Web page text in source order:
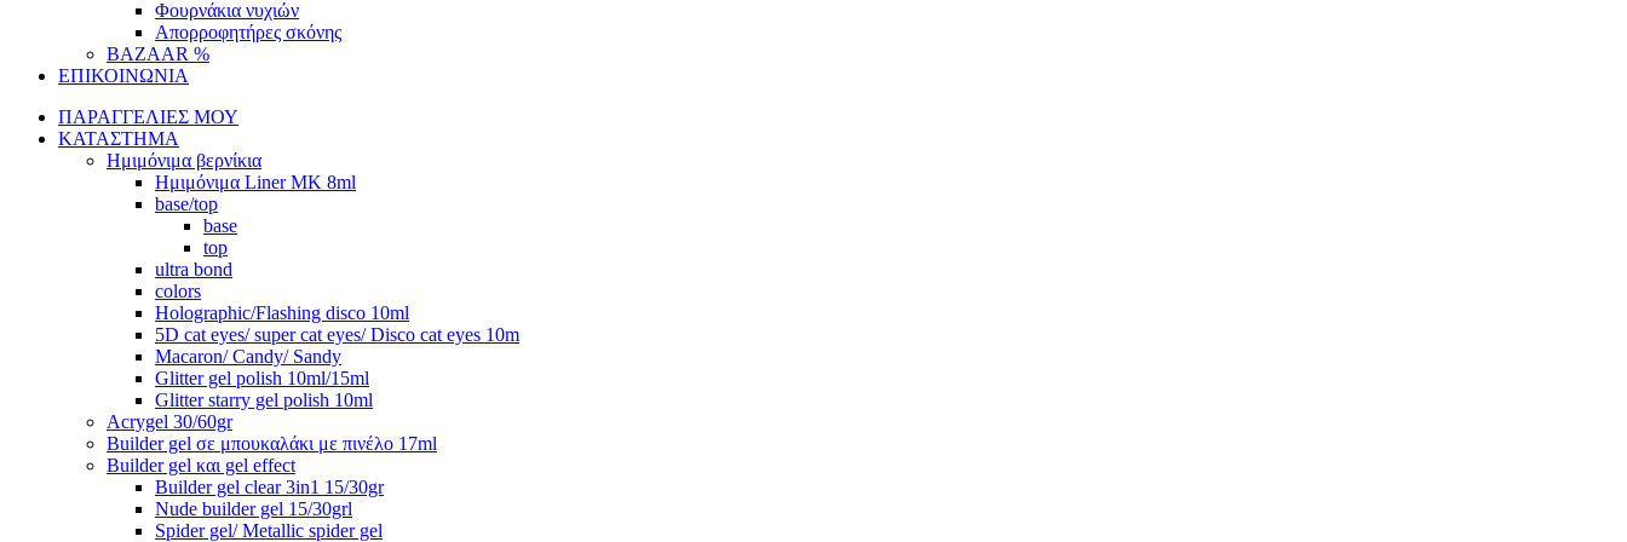
Φουρνάκια νυχιών
Απορροφητήρες σκόνης
BAZAAR %
ΕΠΙΚΟΙΝΩΝΙΑ
ΠΑΡΑΓΓΕΛΙΕΣ ΜΟΥ
ΚΑΤΑΣΤΗΜΑ
Ημιμόνιμα βερνίκια
Ημιμόνιμα Liner ΜΚ 8ml
base/top
base
top
ultra bond
colors
Holographic/Flashing disco 10ml
5D cat eyes/ super cat eyes/ Disco cat eyes 10m
Macaron/ Candy/ Sandy
Glitter gel polish 10ml/15ml
Glitter starry gel polish 10ml
Acrygel 30/60gr
Builder gel σε μπουκαλάκι με πινέλο 17ml
Builder gel και gel effect
Builder gel clear 3in1 15/30gr
Nude builder gel 15/30grl
Spider gel/ Metallic spider gel